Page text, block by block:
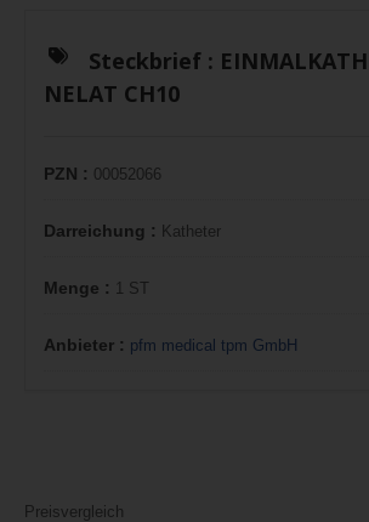
Steckbrief :
NELAT CH10
PZN : 00052066
Darreichung : Katheter
Menge : 1 ST
Anbieter : pfm medical tpm GmbH
Preisvergleich